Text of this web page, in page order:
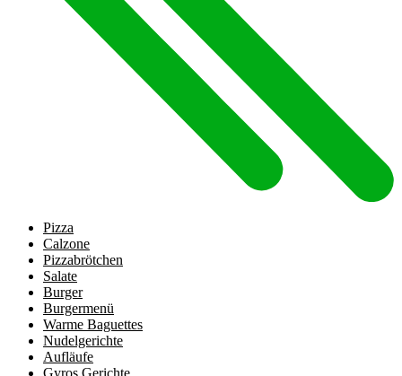
Pizza
Calzone
Pizzabrötchen
Salate
Burger
Burgermenü
Warme Baguettes
Nudelgerichte
Aufläufe
Gyros Gerichte